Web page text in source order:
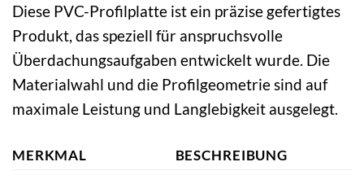
Diese PVC-Profilplatte ist ein präzise gefertigtes
Produkt, das speziell für anspruchsvolle
Überdachungsaufgaben entwickelt wurde. Die
Materialwahl und die Profilgeometrie sind auf
maximale Leistung und Langlebigkeit ausgelegt.
MERKMAL BESCHREIBUNG